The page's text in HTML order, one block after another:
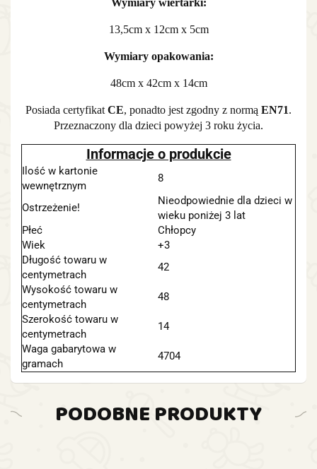
Wymiary wiertarki:
13,5cm x 12cm x 5cm
Wymiary opakowania:
48cm x 42cm x 14cm
Posiada certyfikat CE, ponadto jest zgodny z normą EN71.
Przeznaczony dla dzieci powyżej 3 roku życia.
Informacje o produkcie
Ilość w kartonie
wewnętrznym
8
Ostrzeżenie!
Nieodpowiednie dla dzieci w
wieku poniżej 3 lat
Płeć
Chłopcy
Wiek
+3
Długość towaru w
centymetrach
42
Wysokość towaru w
centymetrach
48
Szerokość towaru w
centymetrach
14
Waga gabarytowa w
gramach
4704
PODOBNE PRODUKTY